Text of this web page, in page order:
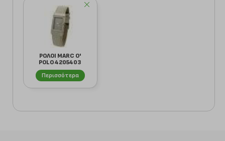
ΡΟΛΟΙ MARC O'
POLO 4205403
Περισσότερα